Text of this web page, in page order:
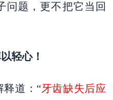
问题，更不把它当回
轻心！
释道：“牙齿缺失后应